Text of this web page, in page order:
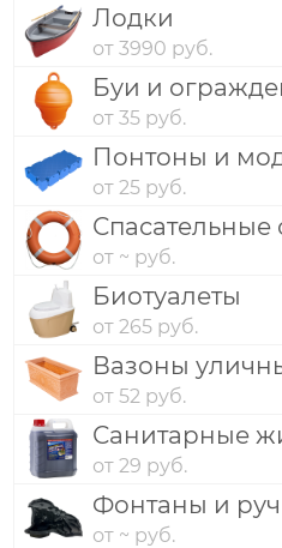
Лодки
от 3990 руб.
Буи и
от 35 руб.
Понтоны и
от 25 руб.
Спасательные
от ~ руб.
Биотуалеты
от 265 руб.
Вазоны
от 52 руб.
Санитарные
от 29 руб.
Фонтаны и
от ~ руб.